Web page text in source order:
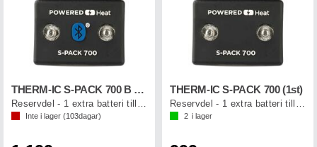
THERM-IC S-PACK 700 B (1st)
Inte i lager (103dagar)
THERM-IC S-PACK 700 (1st)
2 i lager